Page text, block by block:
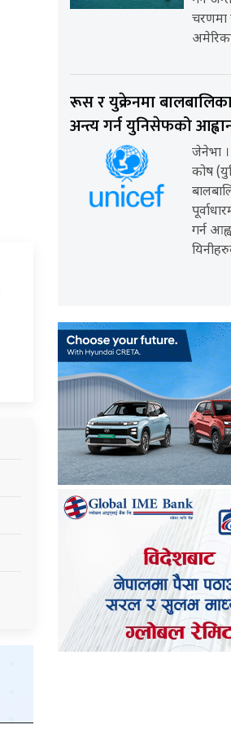
चरणमा
रूस र युक्रेनमा
अन्त्य गर्न युनिसेफको
जेनेभा ।
कोष
गर्न